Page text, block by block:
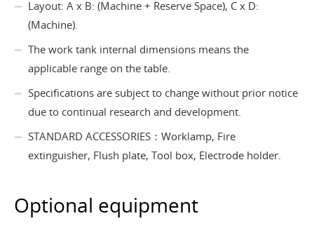
Layout: A x B: (Machine + Reserve Space), C x D:
(Machine).
The work tank internal dimensions means the
applicable range on the table.
Specifications are subject to change without prior notice
due to continual research and development.
STANDARD ACCESSORIES：Worklamp, Fire
extinguisher, Flush plate, Tool box, Electrode holder.
Optional equipment